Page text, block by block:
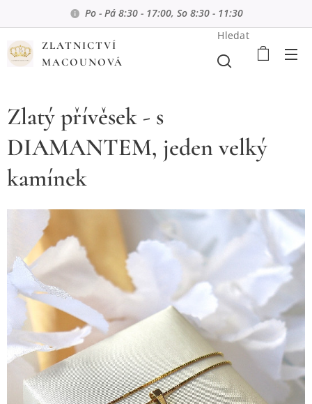
Po - Pá 8:30 - 17:00, So 8:30 - 11:30
ZLATNICTVÍ
MACOUNOVÁ
Hledat
Zlatý přívěsek - s
DIAMANTEM, jeden velký
kamínek